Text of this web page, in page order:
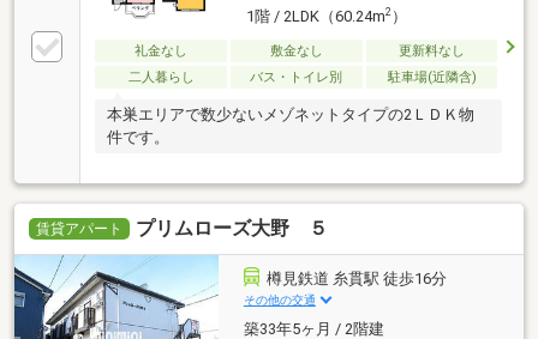
1階 / 2LDK（60.24m2）
礼金なし 敷金なし
更新料なし
二人暮らし
バス・トイレ別 駐車場(近隣含)
本巣エリアで数少ないメゾネットタイプの2ＬＤＫ物
件です。
賃貸アパート プリムローズ大野 ５
樽見鉄道 糸貫駅 徒歩16分
その他の交通
築33年5ヶ月 / 2階建